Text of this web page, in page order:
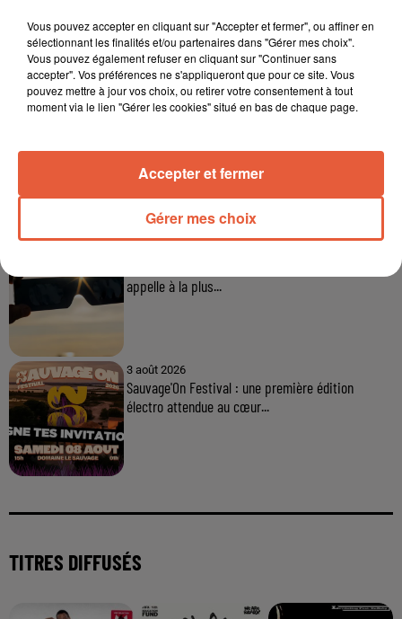
À LA UNE
Arles : après un taureau percuté lors d'une
abrivado à Saliers,...
appelle à la plus...
3 août 2026
Sauvage'On Festival : une première édition
électro attendue au cœur...
TITRES DIFFUSÉS
Vous pouvez accepter en cliquant sur "Accepter et fermer", ou affiner en
sélectionnant les finalités et/ou partenaires dans "Gérer mes choix".
Vous pouvez également refuser en cliquant sur "Continuer sans
accepter". Vos préférences ne s'appliqueront que pour ce site. Vous
pouvez mettre à jour vos choix, ou retirer votre consentement à tout
moment via le lien "Gérer les cookies" situé en bas de chaque page.
Gérer mes choix
Accepter et fermer